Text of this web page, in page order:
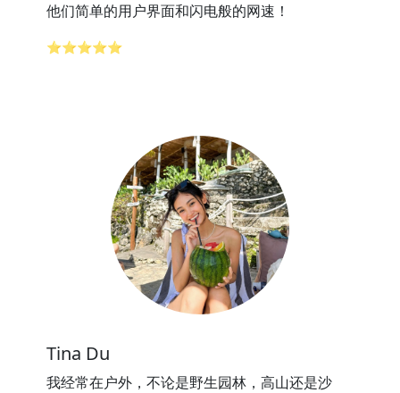
他们简单的用户界面和闪电般的网速！
⭐⭐⭐⭐⭐
Tina Du
我经常在户外，不论是野生园林，高山还是沙